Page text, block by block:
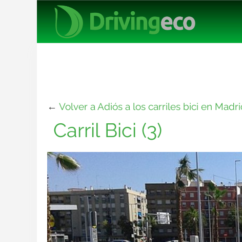
← Volver a Adiós a los carriles bici en
Carril Bici (3)